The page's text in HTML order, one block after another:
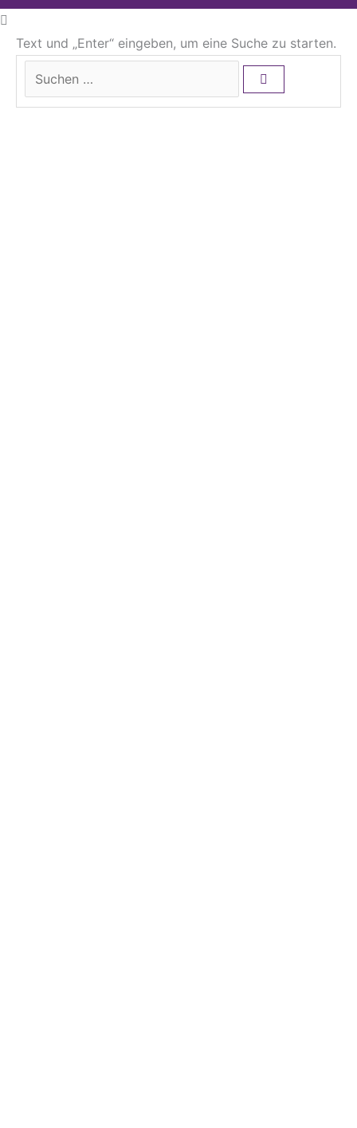
Text und „Enter“ eingeben, um eine Suche zu starten.